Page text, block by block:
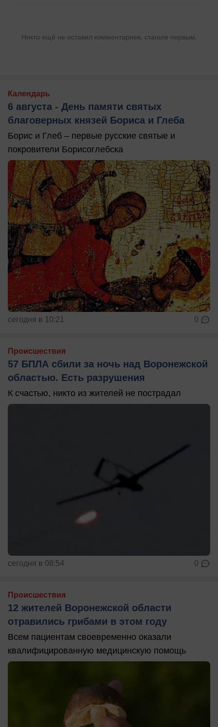
Никто ещё не оставил комментариев, станьте первым.
Календарь
6 августа - День памяти святых
благоверных князей Бориса и Глеба
Борис и Глеб – первые русские святые и
покровители Борисоглебска
сегодня в 10:21 0
Происшествия
57 БПЛА сбили за ночь над Воронежской
областью. Есть разрушения
К счастью, никто из жителей не пострадал
сегодня в 08:54 0
Происшествия
12 жителей Воронежской области
отравились грибами в этом году
Всем пациентам своевременно оказали
квалифицированную медицинскую помощь